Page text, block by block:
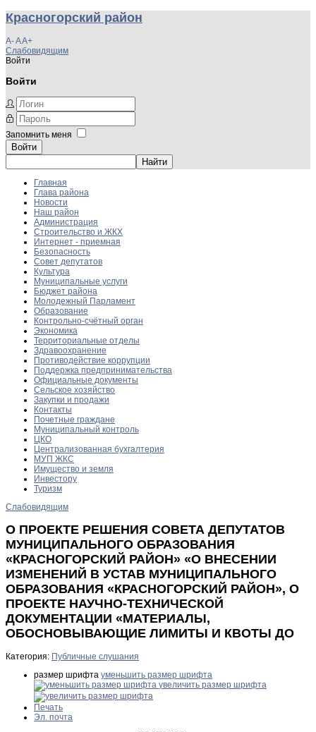
Красногорский район
A-AA+
Слабовидящим
Войти
Войти
Запомнить меня
Войти
Главная
Глава района
Новости
Наш район
Администрация
Строительство и ЖКХ
Интернет - приемная
Безопасность
Совет депутатов
Культура
Муниципальные услуги
Бюджет района
Молодежный Парламент
Образование
Контрольно-счётный орган
Экономика
Территориальные отделы
Здравоохранение
Противодействие коррупции
Поддержка предпринимательства
Официальные документы
Сельское хозяйство
Закупки и продажи
Контакты
Почетные граждане
Муниципальный контроль
ЦКО
Централизованная бухгалтерия
МУП ЖКС
Имущество и земля
Инвестору
Туризм
Слабовидящим
О ПРОЕКТЕ РЕШЕНИЯ СОВЕТА ДЕПУТАТОВ
МУНИЦИПАЛЬНОГО ОБРАЗОВАНИЯ
«КРАСНОГОРСКИЙ РАЙОН» «О ВНЕСЕНИИ
ИЗМЕНЕНИЙ В УСТАВ МУНИЦИПАЛЬНОГО
ОБРАЗОВАНИЯ «КРАСНОГОРСКИЙ РАЙОН», О
ПРОЕКТЕ НАУЧНО-ТЕХНИЧЕСКОЙ
ДОКУМЕНТАЦИИ «МАТЕРИАЛЫ,
ОБОСНОВЫВАЮЩИЕ ЛИМИТЫ И КВОТЫ ДО
Категория: Публичные слушания
размер шрифта уменьшить размер шрифта
увеличить размер шрифта
Печать
Эл. почта